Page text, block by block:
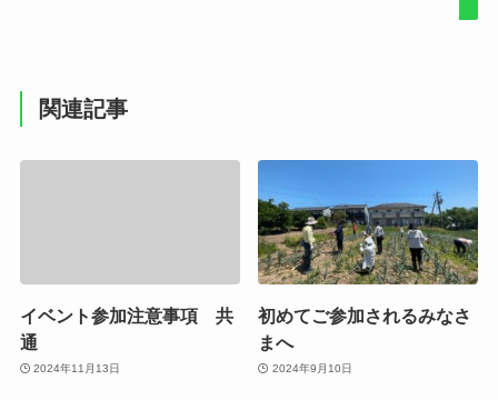
関連記事
イベント参加注意事項 共
通
2024年11月13日
初めてご参加されるみなさ
まへ
2024年9月10日